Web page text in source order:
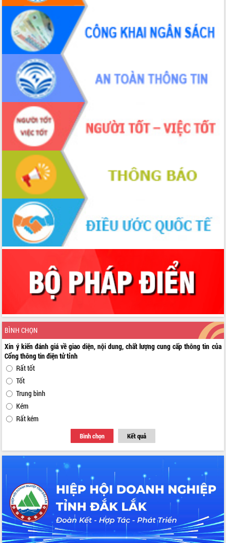
BÌNH CHỌN
Xin ý kiến đánh giá về giao diện, nội dung, chất lượng cung cấp thông tin của
Cổng thông tin điện tử tỉnh
Rất tốt
Tốt
Trung bình
Kém
Rất kém
Bình chọn Kết quả